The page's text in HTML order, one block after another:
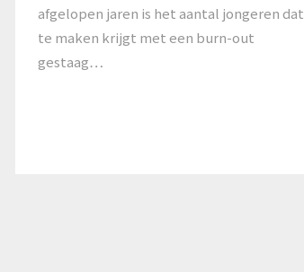
afgelopen jaren is het aantal jongeren dat
te maken krijgt met een burn-out
gestaag…